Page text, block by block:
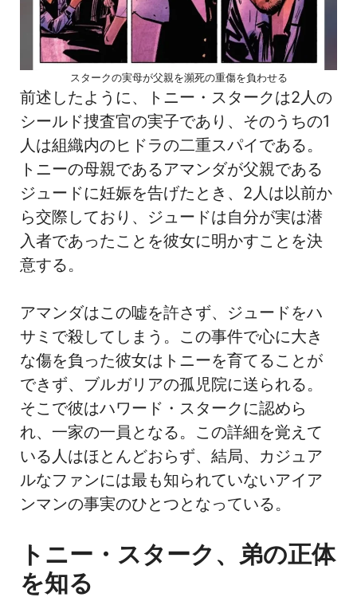
スタークの実母が父親を瀕死の重傷を負わせる
前述したように、トニー・スタークは2人の
シールド捜査官の実子であり、そのうちの1
人は組織内のヒドラの二重スパイである。
トニーの母親であるアマンダが父親である
ジュードに妊娠を告げたとき、2人は以前か
ら交際しており、ジュードは自分が実は潜
入者であったことを彼女に明かすことを決
意する。
アマンダはこの嘘を許さず、ジュードをハ
サミで殺してしまう。この事件で心に大き
な傷を負った彼女はトニーを育てることが
できず、ブルガリアの孤児院に送られる。
そこで彼はハワード・スタークに認めら
れ、一家の一員となる。この詳細を覚えて
いる人はほとんどおらず、結局、カジュア
ルなファンには最も知られていないアイア
ンマンの事実のひとつとなっている。
トニー・スターク、弟の正体
を知る